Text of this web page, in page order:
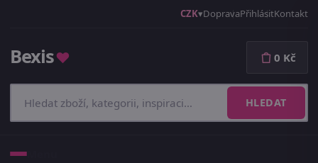
CZK DopravaPřihlásitKontakt
Bexis♥
HLEDAT
0 Kč